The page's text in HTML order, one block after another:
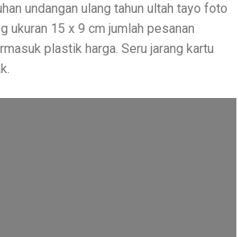
undangan ulang tahun ultah tayo foto
ukuran 15 x 9 cm jumlah pesanan
plastik harga. Seru jarang kartu